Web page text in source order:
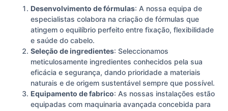
Desenvolvimento de fórmulas: A nossa equipa de
especialistas colabora na criação de fórmulas que
atingem o equilíbrio perfeito entre fixação, flexibilidade
e saúde do cabelo.
Seleção de ingredientes: Seleccionamos
meticulosamente ingredientes conhecidos pela sua
eficácia e segurança, dando prioridade a materiais
naturais e de origem sustentável sempre que possível.
Equipamento de fabrico: As nossas instalações estão
equipadas com maquinaria avançada concebida para